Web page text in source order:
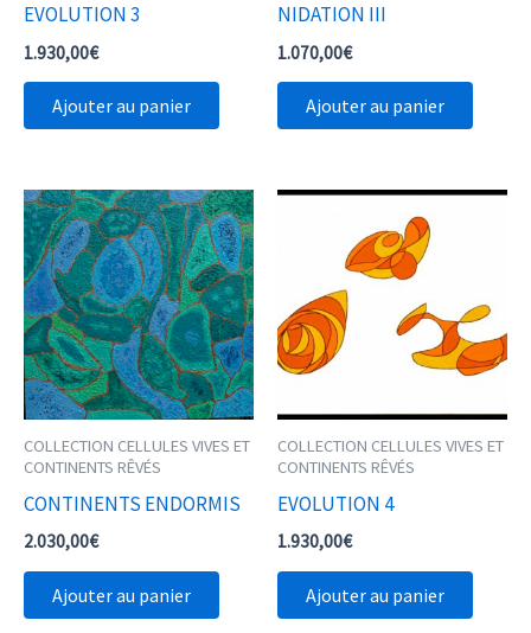
EVOLUTION 3
1.930,00€
Ajouter au panier
NIDATION III
1.070,00€
Ajouter au panier
COLLECTION CELLULES VIVES ET
CONTINENTS RÊVÉS
CONTINENTS ENDORMIS
2.030,00€
Ajouter au panier
COLLECTION CELLULES VIVES ET
CONTINENTS RÊVÉS
EVOLUTION 4
1.930,00€
Ajouter au panier